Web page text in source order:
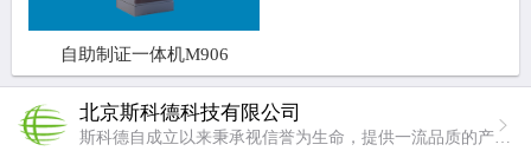
自助制证一体机M906
北京斯科德科技有限公司
斯科德自成立以来秉承视信誉为生命，提供一流品质的产品与服务的经营理念。我们用专业成就卓越，做行业中专业的企业，用技术铸造品质，使斯科德成为用户最放心满意的企业。